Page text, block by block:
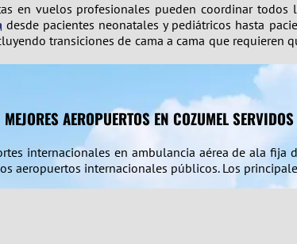
en vuelos profesionales pueden coordinar
desde pacientes neonatales y pediátricos hasta
transiciones de cama a cama que
MEJORES AEROPUERTOS EN COZUMEL
internacionales en ambulancia aérea de ala fija
aeropuertos internacionales públicos. Los